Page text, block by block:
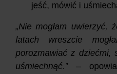
jeść, mówić i
„Nie mogłam uwierzyć,
latach wreszcie
porozmawiać z dziećmi,
uśmiechnąć.”–